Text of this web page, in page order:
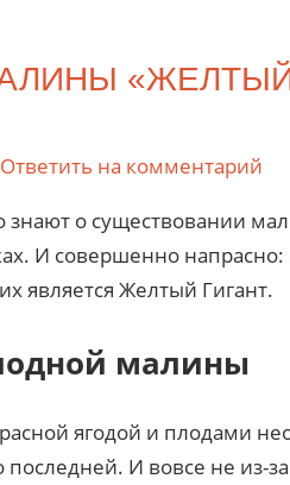
«ЖЕЛТЫЙ
Ответить на комментарий
знают о существовании
И совершенно напрасно:
является Желтый Гигант.
малины
ягодой и плодами
И вовсе не из-